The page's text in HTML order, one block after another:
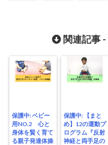
関連記事 -
保護中: ベビー
用NO.2 心と
身体を賢く育て
る親子発達体操
保護中: 【まと
め】12の運動プ
ログラム『反射
神経と両手足の